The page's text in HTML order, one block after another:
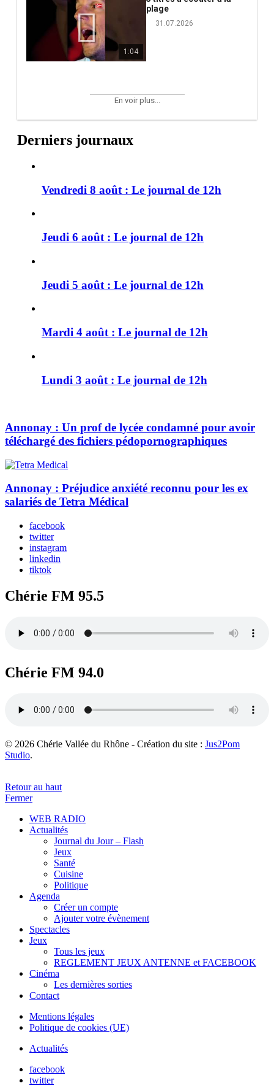
1:04
plage
31.07.2026
En voir plus...
Derniers journaux
Vendredi 8 août : Le journal de 12h
Jeudi 6 août : Le journal de 12h
Jeudi 5 août : Le journal de 12h
Mardi 4 août : Le journal de 12h
Lundi 3 août : Le journal de 12h
Annonay : Un prof de lycée condamné pour avoir
téléchargé des fichiers pédopornographiques
Annonay : Préjudice anxiété reconnu pour les ex
salariés de Tetra Médical
facebook
twitter
instagram
linkedin
tiktok
Chérie FM 95.5
Chérie FM 94.0
© 2026 Chérie Vallée du Rhône - Création du site : Jus2Pom
Studio.
Retour au haut
Fermer
WEB RADIO
Actualités
Journal du Jour – Flash
Jeux
Santé
Cuisine
Politique
Agenda
Créer un compte
Ajouter votre évènement
Spectacles
Jeux
Tous les jeux
REGLEMENT JEUX ANTENNE et FACEBOOK
Cinéma
Les dernières sorties
Contact
Mentions légales
Politique de cookies (UE)
Actualités
facebook
twitter